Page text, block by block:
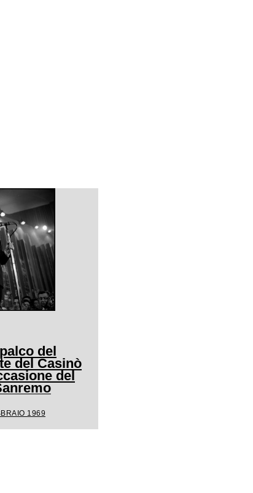
del
del Casinò
del
1969